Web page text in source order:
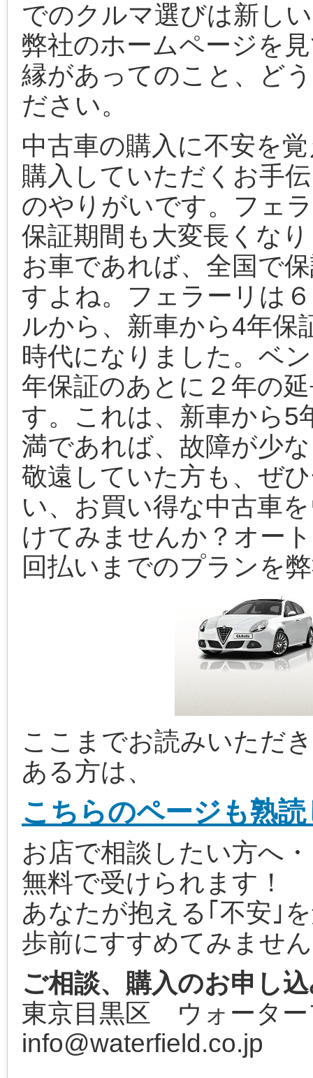
でのクルマ選びは新し
弊社のホームページを
縁があってのこと、ど
ださい。
中古車の購入に不安を
購入していただくお手
のやりがいです。フェ
保証期間も大変長くな
お車であれば、全国で
すよね。フェラーリは
ルから、新車から4年保
時代になりました。ベ
年保証のあとに２年の
す。これは、新車から5
満であれば、故障が少
敬遠していた方も、ぜ
い、お買い得な中古車
けてみませんか？オー
回払いまでのプランを
ここまでお読みいただ
ある方は、
こちらのページも熟
お店で相談したい方へ
無料で受けられます！
あなたが抱える｢不安｣
歩前にすすめてみませ
ご相談、購入のお申し
東京目黒区 ウォータ
info@waterfield.co.jp